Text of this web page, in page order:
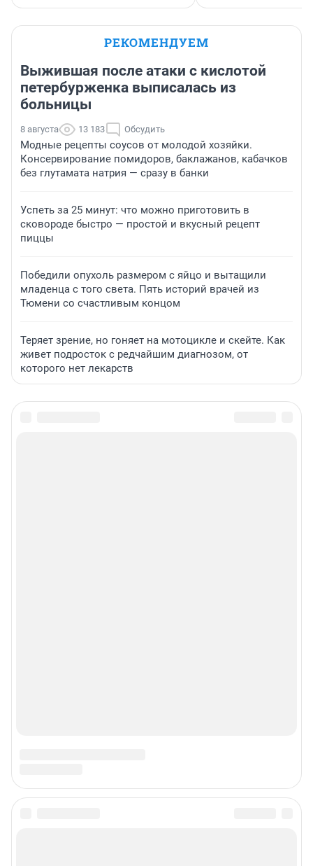
РЕКОМЕНДУЕМ
Выжившая после атаки с кислотой
петербурженка выписалась из
больницы
8 августа 13 183 Обсудить
Модные рецепты соусов от молодой хозяйки.
Консервирование помидоров, баклажанов, кабачков
без глутамата натрия — сразу в банки
Успеть за 25 минут: что можно приготовить в
сковороде быстро — простой и вкусный рецепт
пиццы
Победили опухоль размером с яйцо и вытащили
младенца с того света. Пять историй врачей из
Тюмени со счастливым концом
Теряет зрение, но гоняет на мотоцикле и скейте. Как
живет подросток с редчайшим диагнозом, от
которого нет лекарств